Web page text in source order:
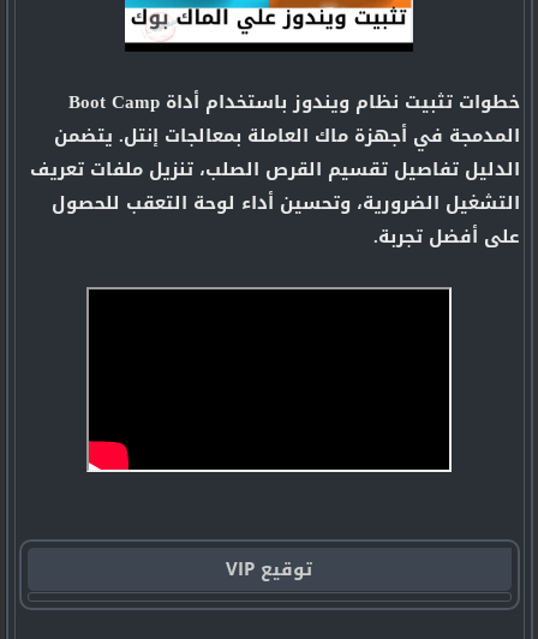
خطوات تثبيت نظام ويندوز باستخدام أداة Boot Camp
المدمجة في أجهزة ماك العاملة بمعالجات إنتل. يتضمن
الدليل تفاصيل تقسيم القرص الصلب، تنزيل ملفات تعريف
التشغيل الضرورية، وتحسين أداء لوحة التعقب للحصول
على أفضل تجربة.
توقيع VIP